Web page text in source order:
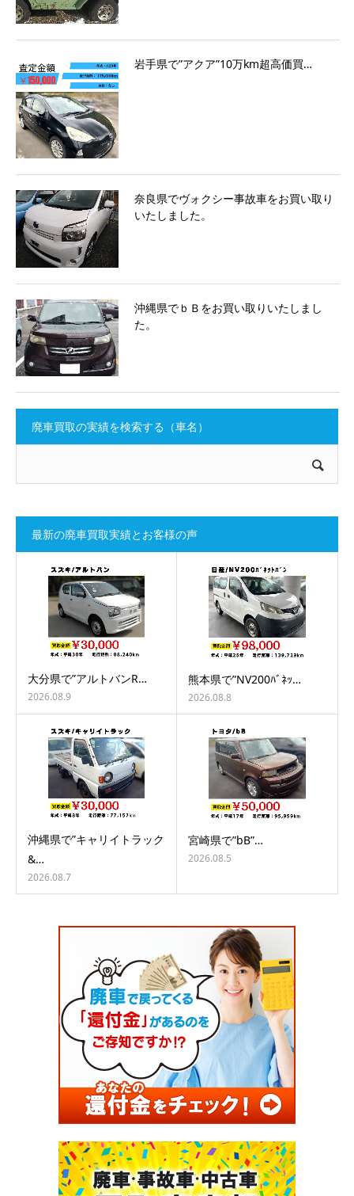
岩手県で”アクア”10万km超高価買…
奈良県でヴォクシー事故車をお買い取り
いたしました。
沖縄県でｂＢをお買い取りいたしまし
た。
廃車買取の実績を検索する（車名）
最新の廃車買取実績とお客様の声
大分県で”アルトバンR…
2026.08.9
熊本県で”NV200ﾊﾞﾈｯ…
2026.08.8
沖縄県で”キャリイトラック
&…
2026.08.7
宮崎県で”bB”…
2026.08.5